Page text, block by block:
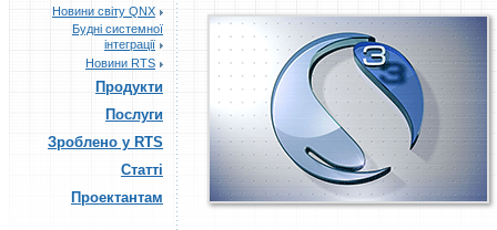
Новини світу QNX
Будні системної
інтеграції
Новини RTS
Продукти
Послуги
Зроблено у RTS
Статті
Проектантам